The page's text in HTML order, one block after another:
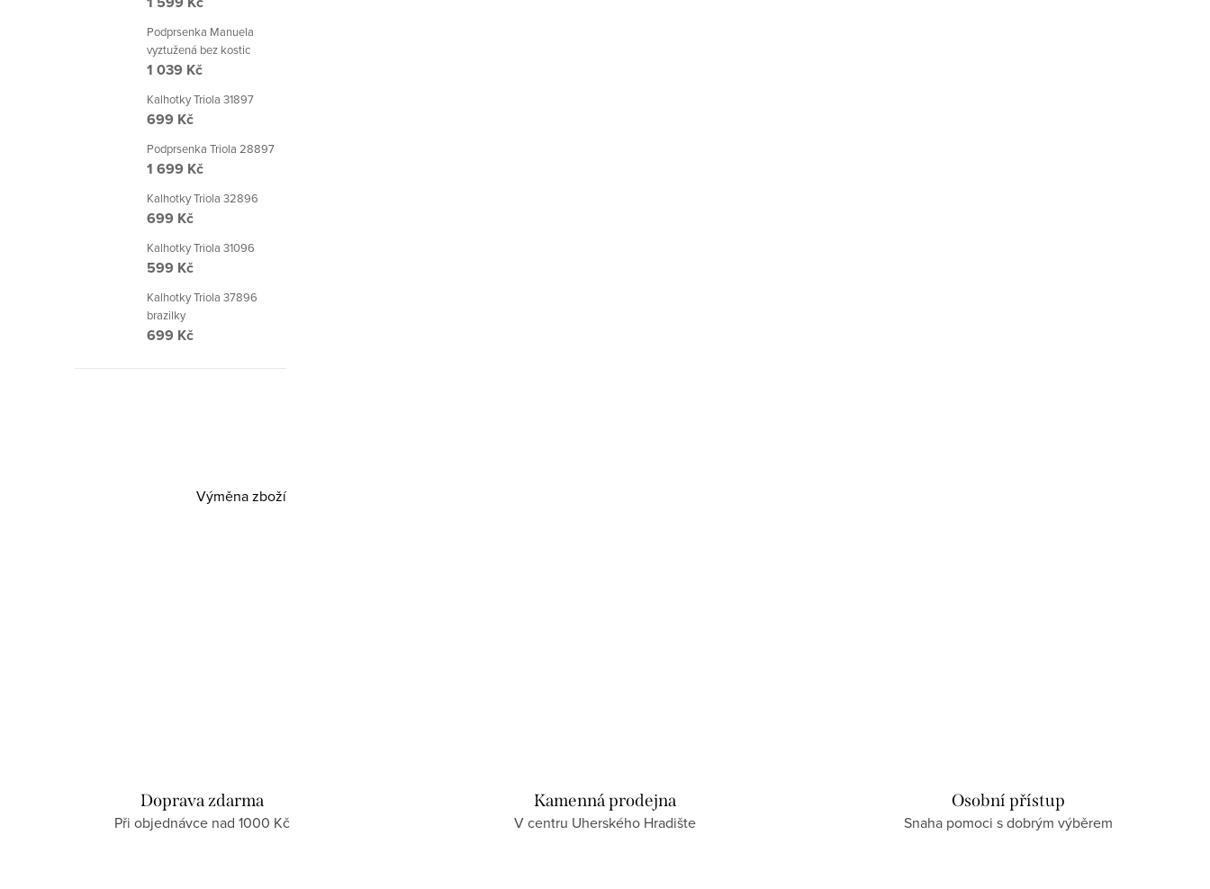
Podprsenka Manuela
vyztužená bez kostic
1 039 Kč
Kalhotky Triola 31897
699 Kč
Podprsenka Triola 28897
1 699 Kč
Kalhotky Triola 32896
699 Kč
Kalhotky Triola 31096
599 Kč
Kalhotky Triola 37896
brazilky
699 Kč
Výměna zboží
Doprava zdarma
Při objednávce nad 1000 Kč
Kamenná prodejna
V centru Uherského Hradište
Osobní přístup
Snaha pomoci s dobrým výběrem